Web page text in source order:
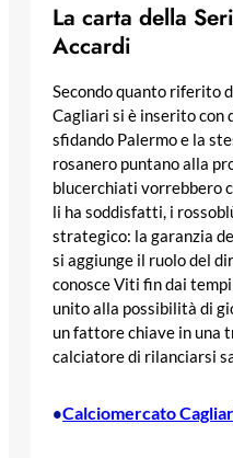
La carta della
Accardi
Secondo quanto riferito
Cagliari si è inserito con
sfidando Palermo e la
rosanero puntano alla
blucerchiati vorrebbero
li ha soddisfatti, i
strategico: la garanzia
si aggiunge il ruolo del
conosce Viti fin dai
unito alla possibilità di
un fattore chiave in una
calciatore di rilanciarsi
•Calciomercato